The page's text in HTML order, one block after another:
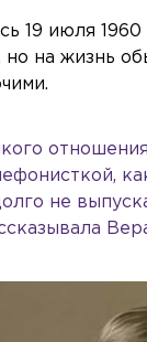
19 июля
на жизнь
не